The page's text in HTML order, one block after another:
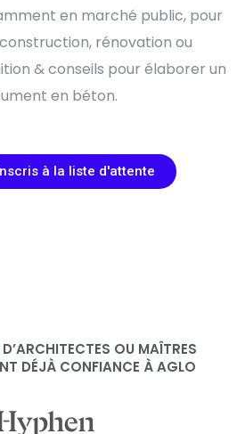
en marché public, pour
rénovation ou
& conseils pour élaborer un
en béton.
à la liste d'attente
OU MAÎTRES
DÉJÀ CONFIANCE À AGLO